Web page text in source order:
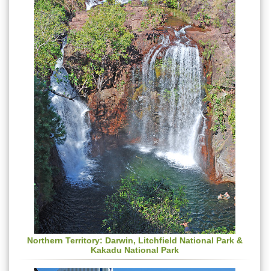
Northern Territory: Darwin, Litchfield National Park &
Kakadu National Park